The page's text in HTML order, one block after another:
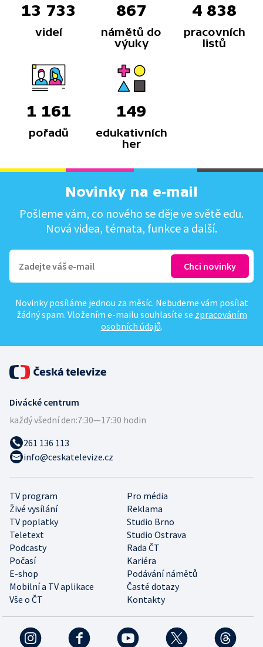
13 733
videí
867
námětů do
výuky
4 838
pracovních
listů
1 161
pořadů
149
edukativních
her
Novinky na e-mail
Pošleme vám, co nového se děje ve světě edu.
Nová videa, témata, funkce a další.
Novinky posíláme jednou za měsíc. Nebudeme vám posílat
žádný spam. Vložením e-mailu souhlasíte se zpracováním
osobních údajů.